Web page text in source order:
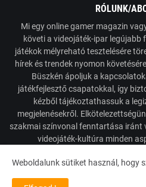
RÓLUNK/
Mi egy online gamer magazin
követi a videojáték-ipar legújabb
játékok mélyreható tesztelésére
hírek és trendek nyomon
Büszkén ápoljuk a
játékfejlesztő csapatokkal, így
kézből tájékoztathassuk a
megjelenésekről.
szakmai színvonal fenntartása iránt
videojáték-kultúra minden
Weboldalunk sütiket használ, hogy